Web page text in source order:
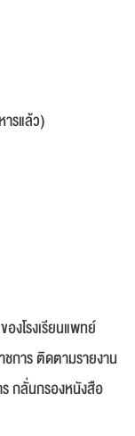
รแล้ว)
งโรงเรียนแพทย์
การ ติดตามรายงาน
กลั่นกรองหนังสือ